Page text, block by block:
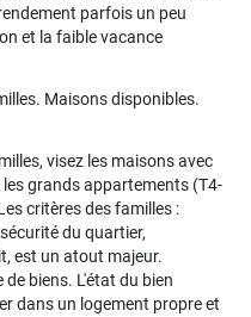
parfois un peu
et la faible vacance
Maisons disponibles.
visez les maisons avec
grands appartements (T4-
critères des familles :
du quartier,
est un atout majeur.
biens. L'état du bien
dans un logement propre et